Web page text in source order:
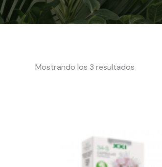
Mostrando los 3 resultados